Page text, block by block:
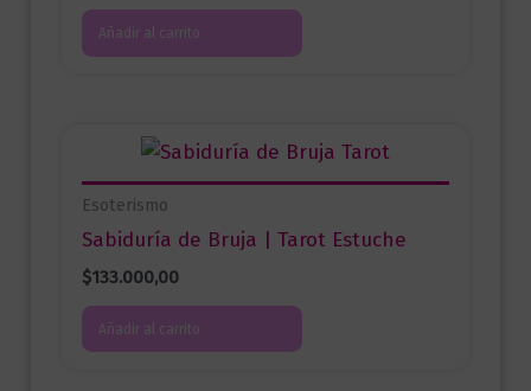
Añadir al carrito
Esoterismo
Sabiduría de Bruja | Tarot Estuche
$133.000,00
Añadir al carrito